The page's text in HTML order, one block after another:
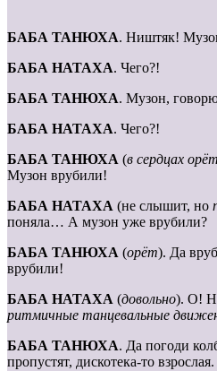
БАБА ТАНЮХА. Ништяк!
БАБА НАТАХА. Чего?!
БАБА ТАНЮХА. Музон,
БАБА НАТАХА. Чего?!
БАБА ТАНЮХА (в сердцах
Музон врубили!
БАБА НАТАХА (не слышит, но
поняла… А музон уже врубили?
БАБА ТАНЮХА (орёт). Да
врубили!
БАБА НАТАХА (довольно). О!
ритмичные танцевальные
БАБА ТАНЮХА. Да погоди
пропустят, дискотека-то